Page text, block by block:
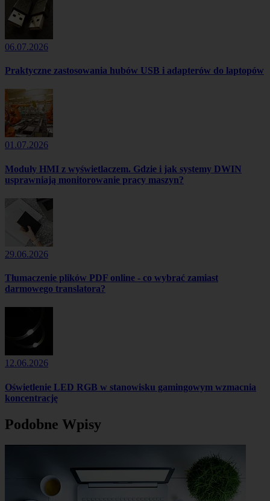
06.07.2026
Praktyczne zastosowania hubów USB i adapterów do laptopów
01.07.2026
Moduły HMI z wyświetlaczem. Gdzie i jak systemy DWIN
usprawniają monitorowanie pracy maszyn?
29.06.2026
Tłumaczenie plików PDF online - co wybrać zamiast
darmowego translatora?
12.06.2026
Oświetlenie LED RGB w stanowisku gamingowym wzmacnia
koncentrację
Podobne Wpisy